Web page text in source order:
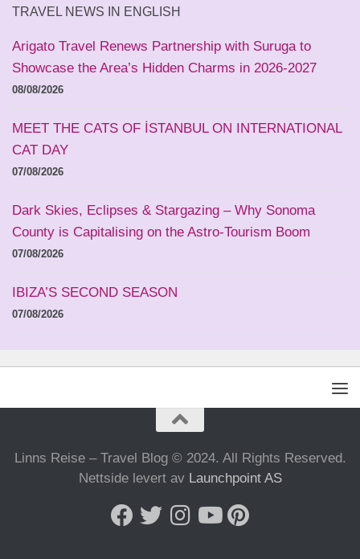
TRAVEL NEWS IN ENGLISH
Arigato Travel Renews Partnership with Suruga to
Showcase the Area’s Hidden Charms in 2026-2027
08/08/2026
MEET THE CATS OF İSTANBUL ON INTERNATIONAL
CAT DAY
07/08/2026
Dark Skies, Eclipses & Stargazing – Why Sonoma
County is Capitalising on the Astro-Tourism Boom
07/08/2026
IBIZA’S SECOND SEASON
07/08/2026
Linns Reise – Travel Blog © 2024. All Rights Reserved.
Nettside levert av Launchpoint AS